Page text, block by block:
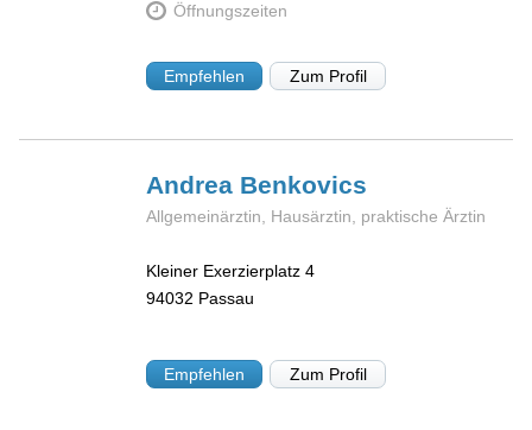
Öffnungszeiten
Empfehlen Zum Profil
Andrea Benkovics
Allgemeinärztin, Hausärztin, praktische Ärztin
Kleiner Exerzierplatz 4
94032 Passau
Empfehlen Zum Profil